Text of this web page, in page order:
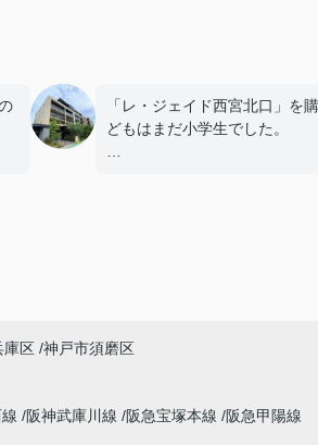
「レ・ジェイド西宮北口」を
どもはまだ小学生でした。
を選びたい。」
庫区 神戸市須磨区
阪神武庫川線 阪急宝塚本線
阪急甲陽線